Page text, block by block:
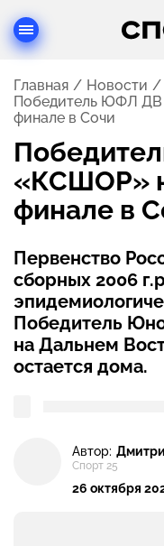
Главная Новости
Победитель ЮФЛ ДВ
финале в Сочи
«КСШОР»
финале в
Первенство
сборных 2006
Победитель
на Дальнем
остается дома.
Автор:
Спорт 25
26 октября